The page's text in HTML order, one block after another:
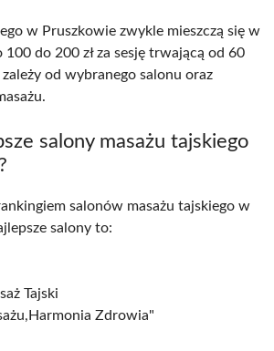
w Pruszkowie zwykle mieszczą się w
100 do 200 zł za sesję trwającą od 60
od wybranego salonu oraz
salony masażu tajskiego
salonów masażu tajskiego w
salony to:
Tajski
Zdrowia"